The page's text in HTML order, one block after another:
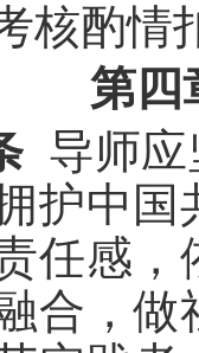
核酌情
第四
导师
护中
任感
合，